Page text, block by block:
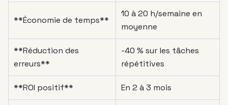
**Économie de temps**
10 à 20 h/semaine en
moyenne
**Réduction des
erreurs**
-40 % sur les tâches
répétitives
**ROI positif** En 2 à 3 mois